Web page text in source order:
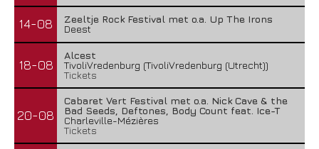
14-08
Zeeltje Rock Festival met o.a. Up The Irons
Deest
18-08
Alcest
TivoliVredenburg (TivoliVredenburg (Utrecht))
Tickets
20-08
Cabaret Vert Festival met o.a. Nick Cave & the
Bad Seeds, Deftones, Body Count feat. Ice-T
Charleville-Mézières
Tickets